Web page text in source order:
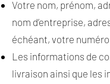
Votre nom, prénom,
nom d’entreprise,
échéant, votre
Les informations de
livraison ainsi que les